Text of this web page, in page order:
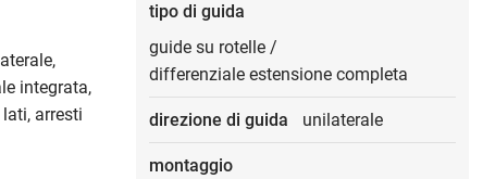
integrata,
arresti
tipo di guida
guide su rotelle /
differenziale estensione completa
direzione di guida unilaterale
montaggio